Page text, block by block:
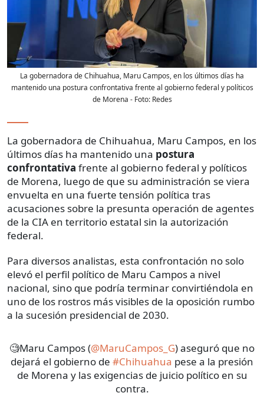
La gobernadora de Chihuahua, Maru Campos, en los últimos días ha
mantenido una postura confrontativa frente al gobierno federal y políticos
de Morena - Foto: Redes
La gobernadora de Chihuahua, Maru Campos, en los
últimos días ha mantenido una postura
confrontativa frente al gobierno federal y políticos
de Morena, luego de que su administración se viera
envuelta en una fuerte tensión política tras
acusaciones sobre la presunta operación de agentes
de la CIA en territorio estatal sin la autorización
federal.
Para diversos analistas, esta confrontación no solo
elevó el perfil político de Maru Campos a nivel
nacional, sino que podría terminar convirtiéndola en
uno de los rostros más visibles de la oposición rumbo
a la sucesión presidencial de 2030.
🧐Maru Campos (@MaruCampos_G) aseguró que no
dejará el gobierno de #Chihuahua pese a la presión
de Morena y las exigencias de juicio político en su
contra.